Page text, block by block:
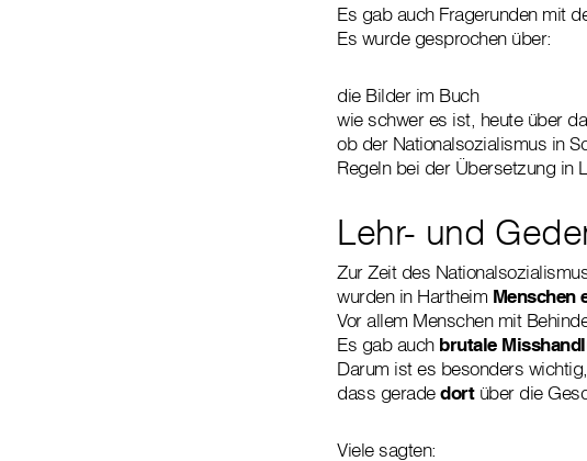
Es gab auch Fragerunden mit
Es wurde gesprochen über:
die Bilder im Buch
wie schwer es ist, heute über
ob der Nationalsozialismus in
Regeln bei der Übersetzung in
Lehr- und
Zur Zeit des
wurden in Hartheim Menschen
Vor allem Menschen mit
Es gab auch brutale
Darum ist es besonders wichtig,
dass geradedort über die
Viele sagten: